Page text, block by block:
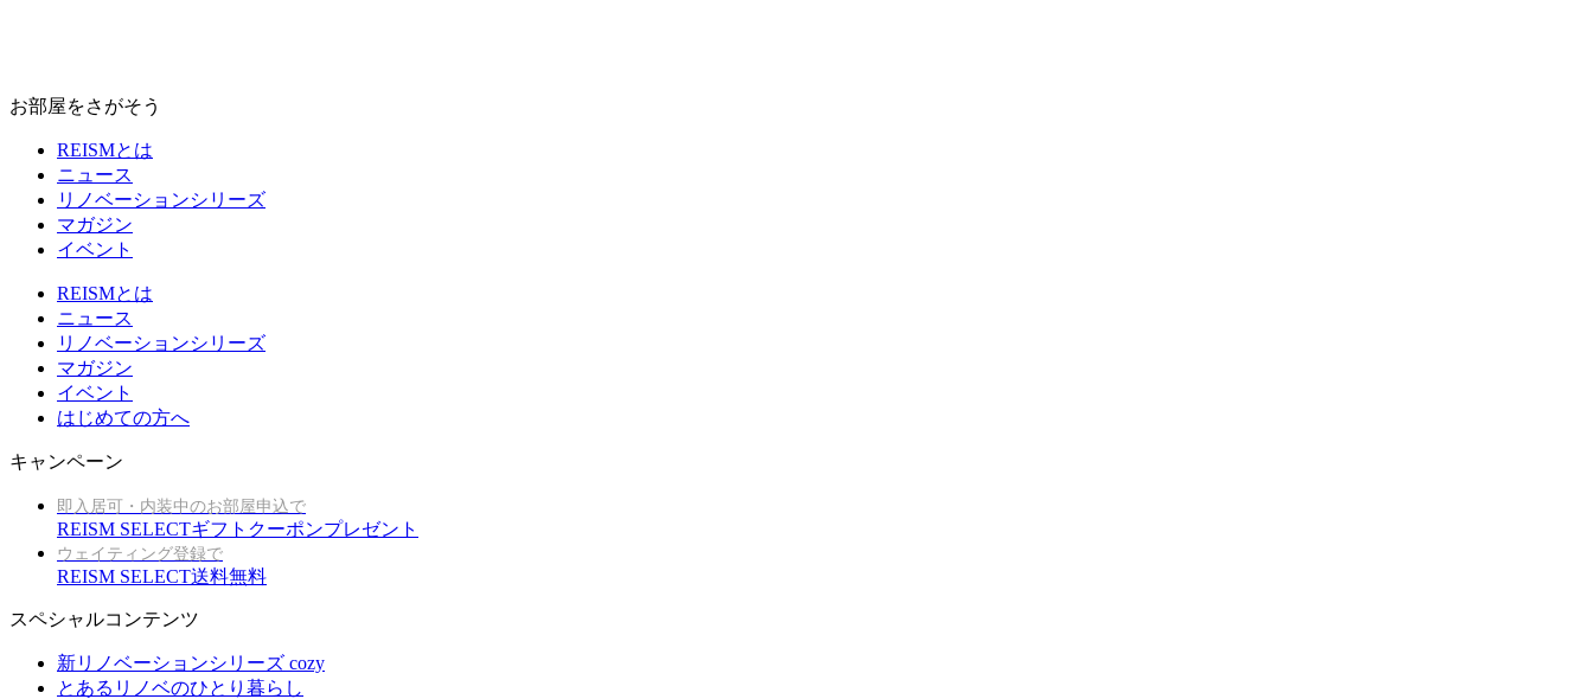
お部屋をさがそう
REISMとは
ニュース
リノベーションシリーズ
マガジン
イベント
REISMとは
ニュース
リノベーションシリーズ
マガジン
イベント
はじめての方へ
キャンペーン
即入居可・内装中のお部屋申込で
REISM SELECTギフトクーポンプレゼント
ウェイティング登録で
REISM SELECT送料無料
スペシャルコンテンツ
新リノベーションシリーズ cozy
とあるリノベのひとり暮らし